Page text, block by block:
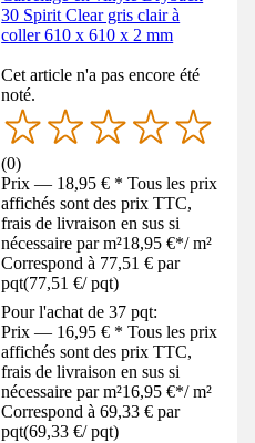
30 Spirit Clear gris clair à
coller 610 x 610 x 2 mm
Cet article n'a pas encore été
noté.
(0)
Prix — 18,95 € * Tous les prix
affichés sont des prix TTC,
frais de livraison en sus si
nécessaire par m²18,95 €*/ m²
Correspond à 77,51 € par
pqt(77,51 €/ pqt)
Pour l'achat de 37 pqt:
Prix — 16,95 € * Tous les prix
affichés sont des prix TTC,
frais de livraison en sus si
nécessaire par m²16,95 €*/ m²
Correspond à 69,33 € par
pqt(69,33 €/ pqt)